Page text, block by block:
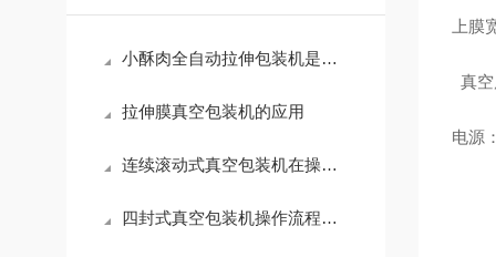
小酥肉全自动拉伸包装机是怎么包装食材的
拉伸膜真空包装机的应用
连续滚动式真空包装机在操作前的准备工作是什么？
四封式真空包装机操作流程讲解
上
真
电源